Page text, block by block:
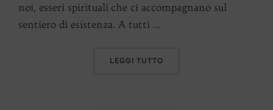
noi, esseri spirituali che ci accompagnano sul
sentiero di esistenza. A tutti …
LEGGI TUTTO